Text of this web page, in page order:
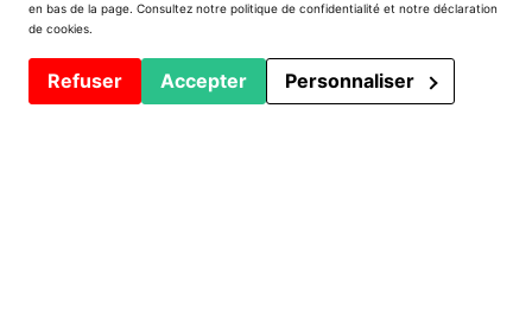
en bas de la page. Consultez notre politique de confidentialité et notre déclaration
de cookies.
Refuser Accepter Personnaliser